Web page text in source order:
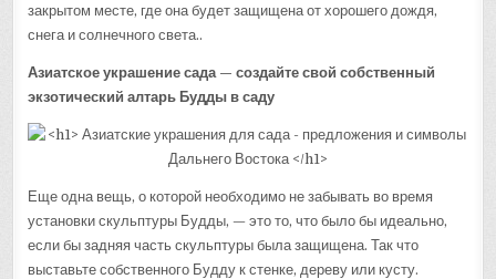
закрытом месте, где она будет защищена от хорошего дождя,
снега и солнечного света..
Азиатское украшение сада — создайте свой собственный
экзотический алтарь Будды в саду
Еще одна вещь, о которой необходимо не забывать во время
установки скульптуры Будды, — это то, что было бы идеально,
если бы задняя часть скульптуры была защищена. Так что
выставьте собственного Будду к стенке, дереву или кусту.